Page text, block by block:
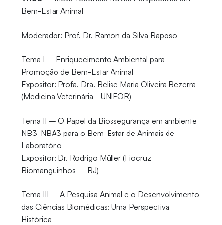
Bem-Estar Animal
Moderador: Prof. Dr. Ramon da Silva Raposo
Tema I – Enriquecimento Ambiental para
Promoção de Bem-Estar Animal
Expositor: Profa. Dra. Belise Maria Oliveira Bezerra
(Medicina Veterinária - UNIFOR)
Tema II – O Papel da Biossegurança em ambiente
NB3-NBA3 para o Bem-Estar de Animais de
Laboratório
Expositor: Dr. Rodrigo Müller (Fiocruz
Biomanguinhos – RJ)
Tema III – A Pesquisa Animal e o Desenvolvimento
das Ciências Biomédicas: Uma Perspectiva
Histórica